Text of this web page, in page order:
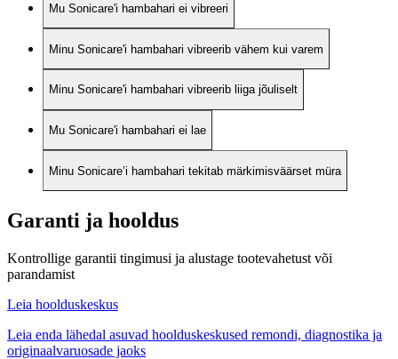
Mu Sonicare'i hambahari ei vibreeri
Minu Sonicare'i hambahari vibreerib vähem kui varem
Minu Sonicare'i hambahari vibreerib liiga jõuliselt
Mu Sonicare'i hambahari ei lae
Minu Sonicare’i hambahari tekitab märkimisväärset müra
Garanti ja hooldus
Kontrollige garantii tingimusi ja alustage tootevahetust või
parandamist
Leia hoolduskeskus
Leia enda lähedal asuvad hoolduskeskused remondi, diagnostika ja
originaalvaruosade jaoks